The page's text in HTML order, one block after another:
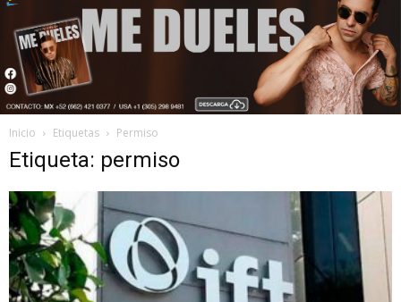
Inicio Etiquetas Permiso
Etiqueta: permiso